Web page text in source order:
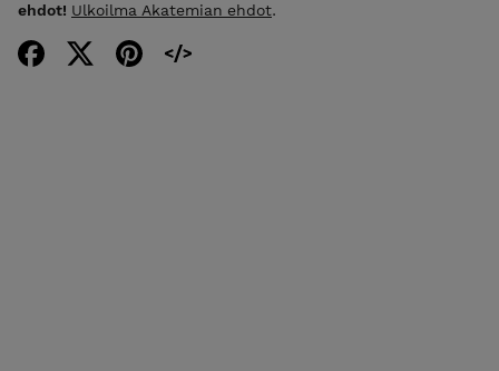
ehdot! Ulkoilma Akatemian ehdot.